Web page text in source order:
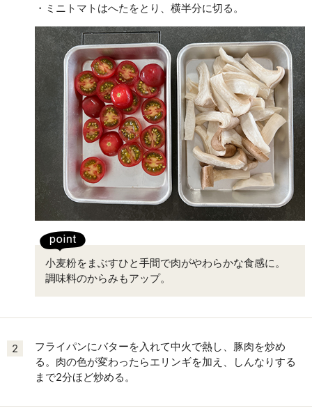
・ミニトマトはへたをとり、横半分に切る。
小麦粉をまぶすひと手間で肉がやわらかな食感に。
調味料のからみもアップ。
2
フライパンにバターを入れて中火で熱し、豚肉を炒め
る。肉の色が変わったらエリンギを加え、しんなりする
まで2分ほど炒める。